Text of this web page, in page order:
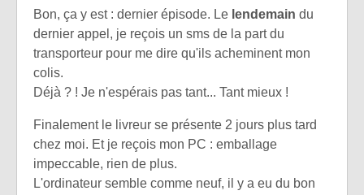
Bon, ça y est : dernier épisode. Le lendemain du
dernier appel, je reçois un sms de la part du
transporteur pour me dire qu'ils acheminent mon
colis.
Déjà ? ! Je n'espérais pas tant... Tant mieux !
Finalement le livreur se présente 2 jours plus tard
chez moi. Et je reçois mon PC : emballage
impeccable, rien de plus.
L'ordinateur semble comme neuf, il y a eu du bon